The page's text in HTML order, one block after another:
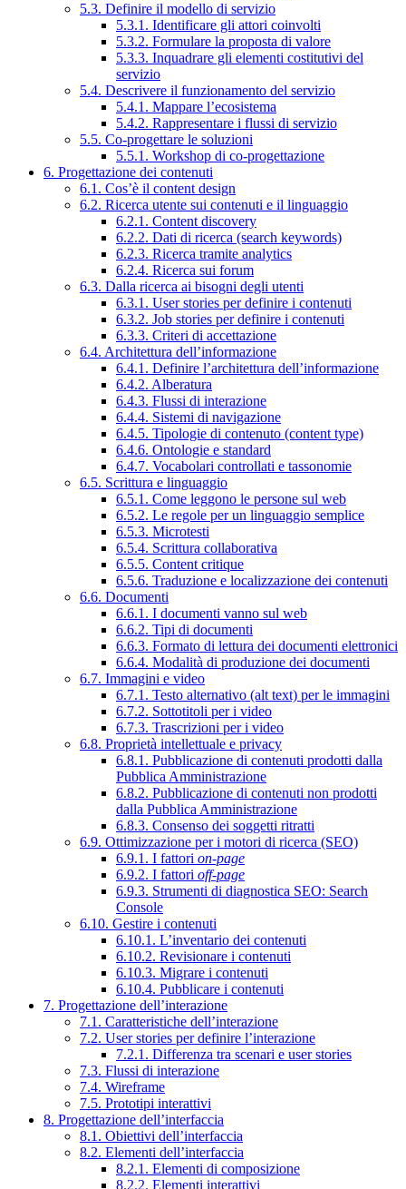
5.3. Definire il modello di servizio
5.3.1. Identificare gli attori coinvolti
5.3.2. Formulare la proposta di valore
5.3.3. Inquadrare gli elementi costitutivi del
servizio
5.4. Descrivere il funzionamento del servizio
5.4.1. Mappare l’ecosistema
5.4.2. Rappresentare i flussi di servizio
5.5. Co-progettare le soluzioni
5.5.1. Workshop di co-progettazione
6. Progettazione dei contenuti
6.1. Cos’è il content design
6.2. Ricerca utente sui contenuti e il linguaggio
6.2.1. Content discovery
6.2.2. Dati di ricerca (search keywords)
6.2.3. Ricerca tramite analytics
6.2.4. Ricerca sui forum
6.3. Dalla ricerca ai bisogni degli utenti
6.3.1. User stories per definire i contenuti
6.3.2. Job stories per definire i contenuti
6.3.3. Criteri di accettazione
6.4. Architettura dell’informazione
6.4.1. Definire l’architettura dell’informazione
6.4.2. Alberatura
6.4.3. Flussi di interazione
6.4.4. Sistemi di navigazione
6.4.5. Tipologie di contenuto (content type)
6.4.6. Ontologie e standard
6.4.7. Vocabolari controllati e tassonomie
6.5. Scrittura e linguaggio
6.5.1. Come leggono le persone sul web
6.5.2. Le regole per un linguaggio semplice
6.5.3. Microtesti
6.5.4. Scrittura collaborativa
6.5.5. Content critique
6.5.6. Traduzione e localizzazione dei contenuti
6.6. Documenti
6.6.1. I documenti vanno sul web
6.6.2. Tipi di documenti
6.6.3. Formato di lettura dei documenti elettronici
6.6.4. Modalità di produzione dei documenti
6.7. Immagini e video
6.7.1. Testo alternativo (alt text) per le immagini
6.7.2. Sottotitoli per i video
6.7.3. Trascrizioni per i video
6.8. Proprietà intellettuale e privacy
6.8.1. Pubblicazione di contenuti prodotti dalla
Pubblica Amministrazione
6.8.2. Pubblicazione di contenuti non prodotti
dalla Pubblica Amministrazione
6.8.3. Consenso dei soggetti ritratti
6.9. Ottimizzazione per i motori di ricerca (SEO)
6.9.1. I fattori on-page
6.9.2. I fattori off-page
6.9.3. Strumenti di diagnostica SEO: Search
Console
6.10. Gestire i contenuti
6.10.1. L’inventario dei contenuti
6.10.2. Revisionare i contenuti
6.10.3. Migrare i contenuti
6.10.4. Pubblicare i contenuti
7. Progettazione dell’interazione
7.1. Caratteristiche dell’interazione
7.2. User stories per definire l’interazione
7.2.1. Differenza tra scenari e user stories
7.3. Flussi di interazione
7.4. Wireframe
7.5. Prototipi interattivi
8. Progettazione dell’interfaccia
8.1. Obiettivi dell’interfaccia
8.2. Elementi dell’interfaccia
8.2.1. Elementi di composizione
8.2.2. Elementi interattivi